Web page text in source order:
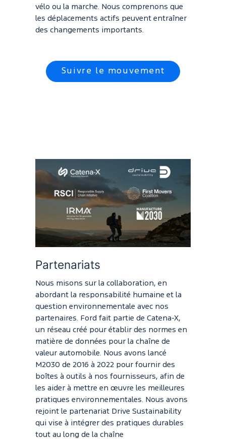
vélo ou la marche. Nous comprenons que
les déplacements actifs peuvent entraîner
des changements importants.
Suivre le mouvement
Partenariats
Nous misons sur la collaboration, en
abordant la responsabilité humaine et la
question environnementale avec nos
partenaires. Ford fait partie de Catena-X,
un réseau créé pour établir des normes en
matière de données pour la chaîne de
valeur automobile. Nous avons lancé
M2030 de 2016 à 2022 pour fournir des
boîtes à outils à nos fournisseurs, afin de
les aider à mettre en œuvre les meilleures
pratiques environnementales. Nous avons
rejoint le partenariat Drive Sustainability
qui vise à intégrer des pratiques durables
tout au long de la chaîne